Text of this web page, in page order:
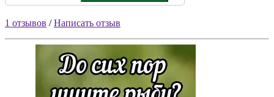
1 отзывов /Написать отзыв